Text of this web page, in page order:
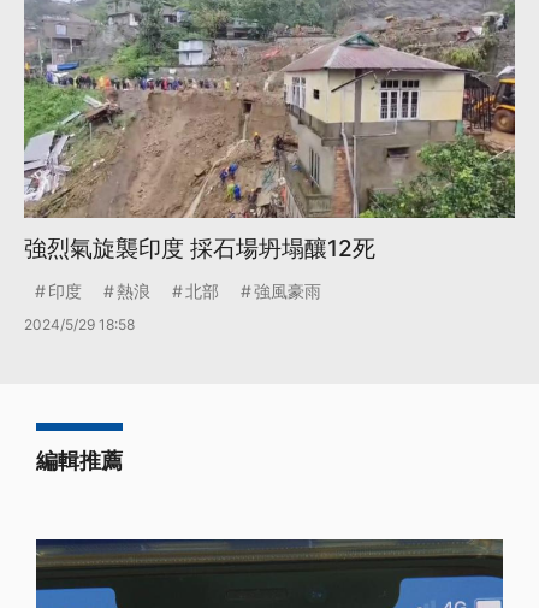
強烈氣旋襲印度 採石場坍塌釀12死
印度 熱浪 北部 強風豪雨
2024/5/29 18:58
編輯推薦